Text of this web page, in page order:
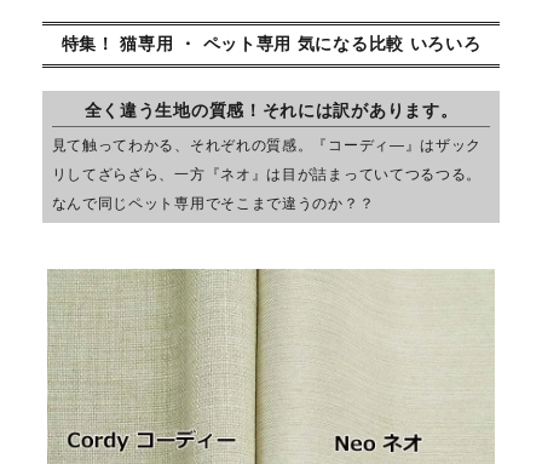
特集！ 猫専用 ・ ペット専用 気になる比較 いろいろ
全く違う生地の質感！それには訳があります。
見て触ってわかる、それぞれの質感。『コーディ―』はザック
リしてざらざら、一方『ネオ』は目が詰まっていてつるつる。
なんで同じペット専用でそこまで違うのか？？